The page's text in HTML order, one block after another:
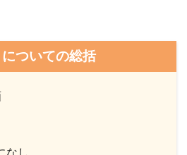
についての総括
なし